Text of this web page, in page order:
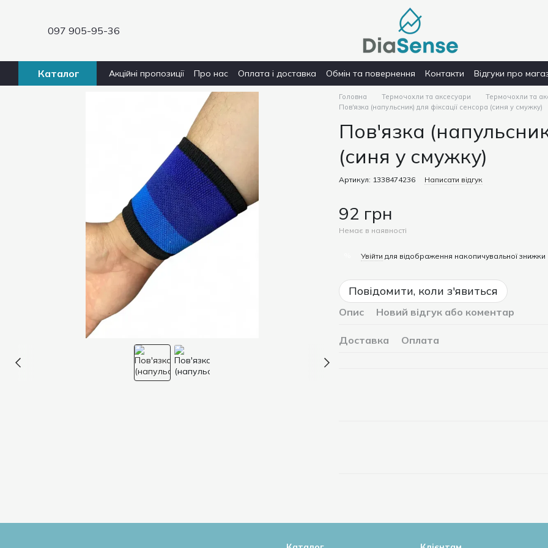
097 905-95-36
Каталог Акційні пропозиції Про нас Оплата і доставка Обмін та повернення Контакти Відгуки про
Головна Термочохли та аксесуари
Термочохли та
Пов'язка (напульсник) для фіксації сенсора (синя у смужку)
Пов'язка
(синя у смужку)
Артикул: 1338474236 Написати відгук
92 грн
Немає в наявності
Увійти для відображення накопичувальної знижки
Повідомити, коли з'явиться
Опис Новий відгук або коментар
Доставка Оплата